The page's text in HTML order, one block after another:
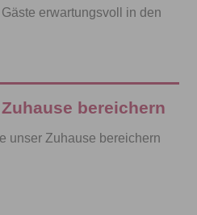
erwartungsvoll in den
bereichern